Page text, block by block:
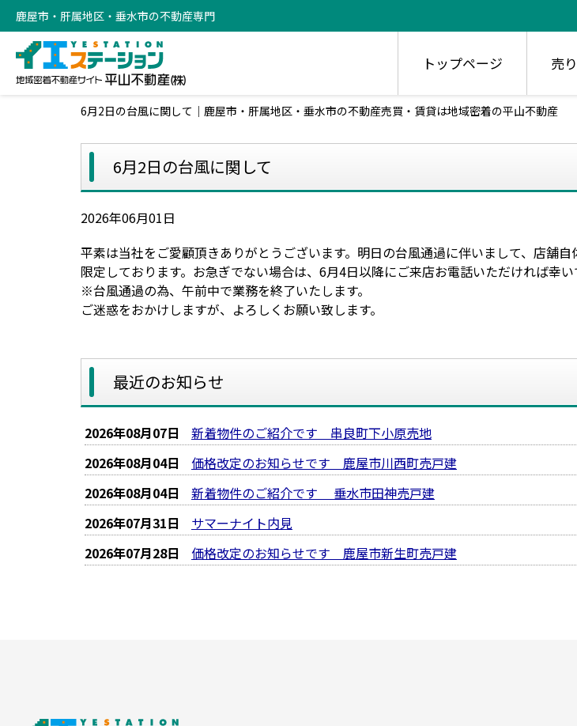
鹿屋市・肝属地区・垂水市の不動産専門
トップページ 売
6月2日の台風に関して｜鹿屋市・肝属地区・垂水市の不動産売買・賃貸は地域密着の平山不動産
6月2日の台風に関して
2026年06月01日
平素は当社をご愛顧頂きありがとうございます。明日の台風通過に伴いまして、店舗
限定しております。お急ぎでない場合は、6月4日以降にご来店お電話いただければ幸い
※台風通過の為、午前中で業務を終了いたします。
ご迷惑をおかけしますが、よろしくお願い致します。
最近のお知らせ
2026年08月07日
新着物件のご紹介です 串良町下小原売地
2026年08月04日
価格改定のお知らせです 鹿屋市川西町売戸建
2026年08月04日
新着物件のご紹介です 垂水市田神売戸建
2026年07月31日
サマーナイト内見
2026年07月28日
価格改定のお知らせです 鹿屋市新生町売戸建